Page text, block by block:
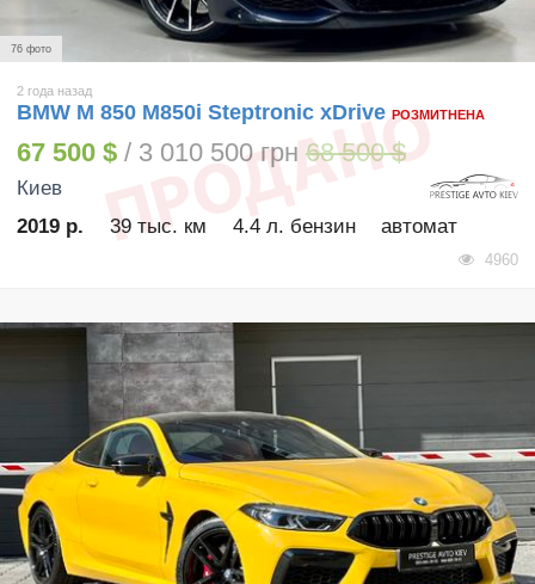
76 фото
2 года назад
BMW M 850 M850i Steptronic xDrive РОЗМИТНЕНА
67 500 $ / 3 010 500 грн 68 500 $
Киев
2019 р.
39 тыс. км 4.4 л. бензин автомат
4960